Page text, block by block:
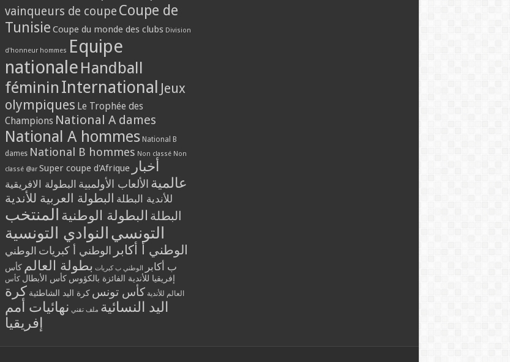
vainqueurs de coupe Coupe de
Tunisie Coupe du monde des clubs Division
d'honneur hommes Equipe
nationale Handball
féminin International Jeux
olympiques Le Trophée des
Champions National A dames
National A hommes National B
dames National B hommes Non classé Non
classé @ar Super coupe d'Afrique أخبار
عالمية الألعاب الأولمبية البطولة الافريقية
للأندية البطلة البطولة العربية للأندية
البطلة البطولة الوطنية المنتخب
التونسي النوادي التونسية
الوطني أ أكابر الوطني أ كبريات الوطني
ب أكابر
الوطني ب كبريات بطولة العالم كأس
إفريقيا للأندية الفائزة بالكؤوس كأس الأبطال كأس
العالم للأندية كأس تونس كرة اليد الشاطئية كرة
اليد النسائية ملف تقني نهائيات أمم
إفريقيا